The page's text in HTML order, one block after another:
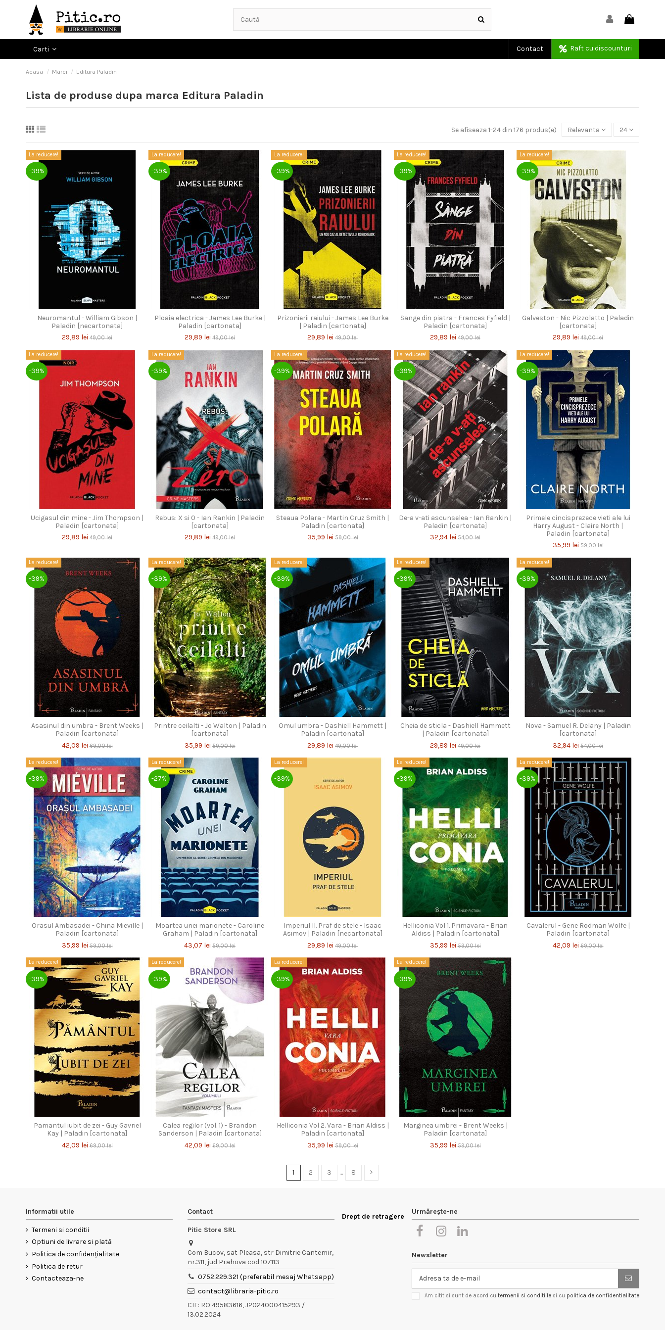
Carti Raft cu discounturi
Contact
Acasa Marci Editura Paladin
Lista de produse dupa marca Editura Paladin
Se afiseaza 1-24 din 176 produs(e) Relevanta 24
La reducere!
-39%
Neuromantul - William Gibson |
Paladin [necartonata]
29,89 lei 49,00 lei
La reducere!
-39%
Ploaia electrica - James Lee Burke |
Paladin [cartonata]
29,89 lei 49,00 lei
La reducere!
-39%
Prizonierii raiului - James Lee Burke
| Paladin [cartonata]
29,89 lei 49,00 lei
La reducere!
-39%
Sange din piatra - Frances Fyfield |
Paladin [cartonata]
29,89 lei 49,00 lei
La reducere!
-39%
Galveston - Nic Pizzolatto | Paladin
[cartonata]
29,89 lei 49,00 lei
La reducere!
-39%
Ucigasul din mine - Jim Thompson |
Paladin [cartonata]
29,89 lei 49,00 lei
La reducere!
-39%
Rebus: X si 0 - Ian Rankin | Paladin
[cartonata]
29,89 lei 49,00 lei
La reducere!
-39%
Steaua Polara - Martin Cruz Smith |
Paladin [cartonata]
35,99 lei59,00 lei
La reducere!
-39%
De-a v-ati ascunselea - Ian Rankin |
Paladin [cartonata]
32,94 lei 54,00 lei
La reducere!
-39%
Primele cincisprezece vieti ale lui
Harry August - Claire North |
Paladin [cartonata]
35,99 lei59,00 lei
La reducere!
-39%
Asasinul din umbra - Brent Weeks |
Paladin [cartonata]
42,09 lei69,00 lei
La reducere!
-39%
Printre ceilalti - Jo Walton | Paladin
[cartonata]
35,99 lei59,00 lei
La reducere!
-39%
Omul umbra - Dashiell Hammett |
Paladin [cartonata]
29,89 lei 49,00 lei
La reducere!
-39%
Cheia de sticla - Dashiell Hammett
| Paladin [cartonata]
29,89 lei 49,00 lei
La reducere!
-39%
Nova - Samuel R. Delany | Paladin
[cartonata]
32,94 lei 54,00 lei
La reducere!
-39%
Orasul Ambasadei - China Mieville |
Paladin [cartonata]
35,99 lei59,00 lei
La reducere!
-27%
Moartea unei marionete - Caroline
Graham | Paladin [cartonata]
43,07 lei 59,00 lei
La reducere!
-39%
Imperiul II. Praf de stele - Isaac
Asimov | Paladin [necartonata]
29,89 lei 49,00 lei
La reducere!
-39%
Helliconia Vol 1. Primavara - Brian
Aldiss | Paladin [cartonata]
35,99 lei59,00 lei
La reducere!
-39%
Cavalerul - Gene Rodman Wolfe |
Paladin [cartonata]
42,09 lei69,00 lei
La reducere!
-39%
Pamantul iubit de zei - Guy Gavriel
Kay | Paladin [cartonata]
42,09 lei69,00 lei
La reducere!
-39%
Calea regilor (vol. 1) - Brandon
Sanderson | Paladin [cartonata]
42,09 lei69,00 lei
La reducere!
-39%
Helliconia Vol 2. Vara - Brian Aldiss |
Paladin [cartonata]
35,99 lei59,00 lei
La reducere!
-39%
Marginea umbrei - Brent Weeks |
Paladin [cartonata]
35,99 lei59,00 lei
1 2 3 … 8
Informatii utile
Termeni si conditii
Optiuni de livrare si plată
Politica de confidențialitate
Politica de retur
Contacteaza-ne
Contact
Pitic Store SRL
Com Bucov, sat Pleasa, str Dimitrie Cantemir,
nr.311, jud Prahova cod 107113
0752.229.321 (preferabil mesaj Whatsapp)
contact@libraria-pitic.ro
CIF: RO 49583616, J2024000415293 /
13.02.2024
Drept de retragere
Urmărește-ne
Newsletter
Am citit si sunt de acord cu termenii si conditiile si cu politica de confidentialitate